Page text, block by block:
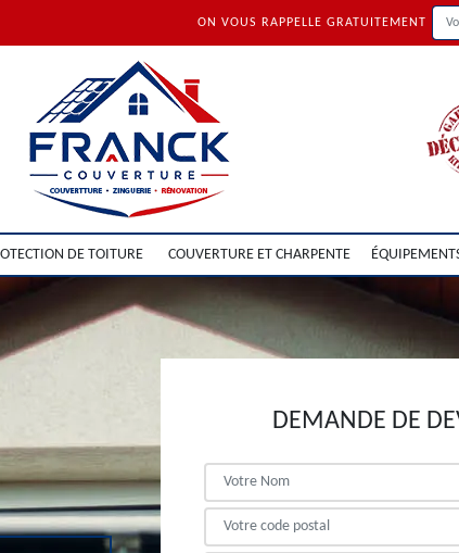
ON VOUS RAPPELLE GRATUITEMENT
DE TOITURE COUVERTURE ET CHARPENTE
DEMANDE DE